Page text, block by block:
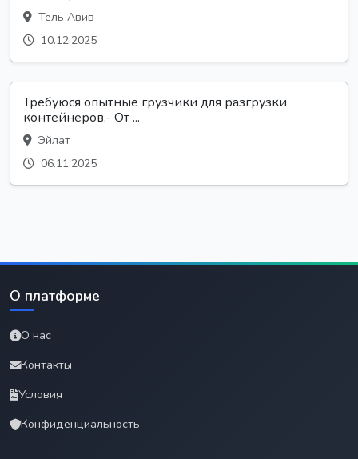
Тель Авив
10.12.2025
Требуюся опытные грузчики для разгрузки
контейнеров.- От ...
Эйлат
06.11.2025
О платформе
О нас
Контакты
Условия
Конфиденциальность